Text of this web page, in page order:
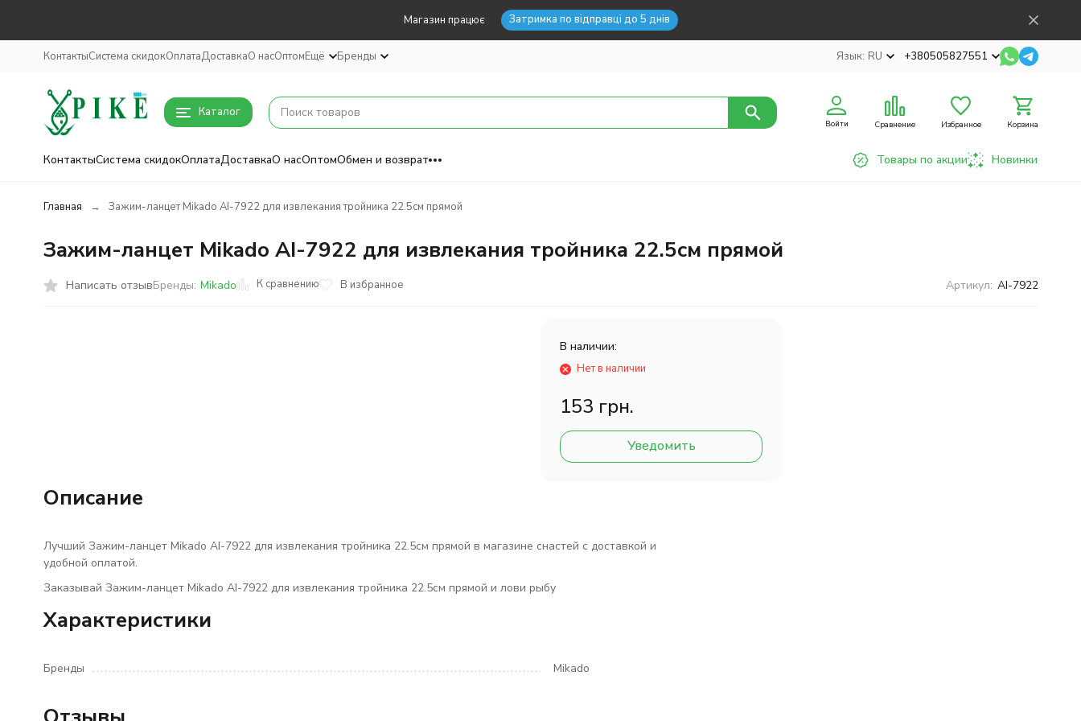
Магазин працює Затримка по відправці до 5 днів
КонтактыСистема скидокОплатаДоставкаО насОптомЕщё Бренды Язык: RU +380505827551
Каталог
Войти Сравнение Избранное Корзина
КонтактыСистема скидокОплатаДоставкаО насОптомОбмен и возврат Товары по акции Новинки
Главная Зажим-ланцет Mikado AI-7922 для извлекания тройника 22.5см прямой
Зажим-ланцет Mikado AI-7922 для извлекания тройника 22.5см прямой
Написать отзывБренды: Mikado К сравнению В избранное Артикул: AI-7922
В наличии:
Нет в наличии
153 грн.
Уведомить
Описание
Лучший Зажим-ланцет Mikado AI-7922 для извлекания тройника 22.5см прямой в магазине снастей с доставкой и
удобной оплатой.
Заказывай Зажим-ланцет Mikado AI-7922 для извлекания тройника 22.5см прямой и лови рыбу
Характеристики
Бренды Mikado